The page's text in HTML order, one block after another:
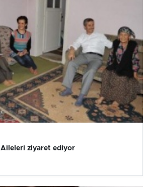
Aileleri ziyaret ediyor